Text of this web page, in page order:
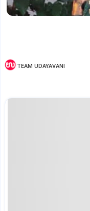
TEAM UDAYAVANI